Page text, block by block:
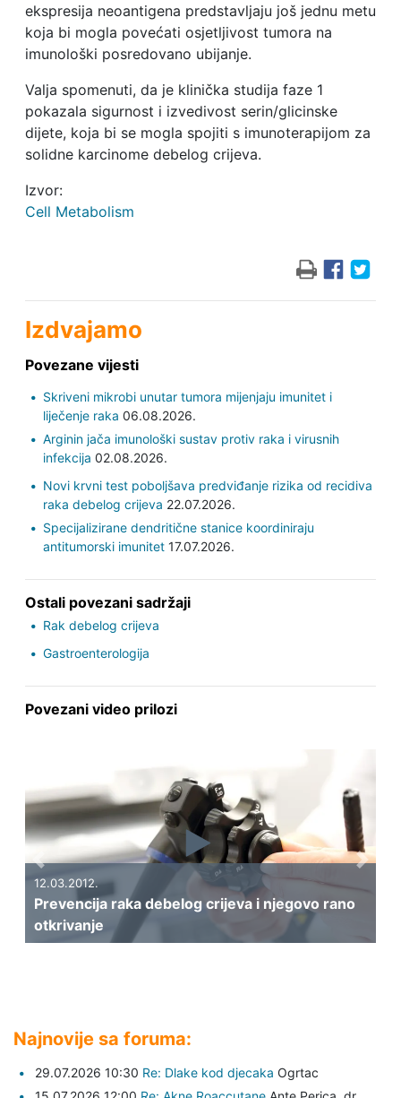
ekspresija neoantigena predstavljaju još jednu metu
koja bi mogla povećati osjetljivost tumora na
imunološki posredovano ubijanje.
Valja spomenuti, da je klinička studija faze 1
pokazala sigurnost i izvedivost serin/glicinske
dijete, koja bi se mogla spojiti s imunoterapijom za
solidne karcinome debelog crijeva.
Izvor:
Cell Metabolism
Izdvajamo
Povezane vijesti
Skriveni mikrobi unutar tumora mijenjaju imunitet i
liječenje raka 06.08.2026.
Arginin jača imunološki sustav protiv raka i virusnih
infekcija 02.08.2026.
Novi krvni test poboljšava predviđanje rizika od recidiva
raka debelog crijeva 22.07.2026.
Specijalizirane dendritične stanice koordiniraju
antitumorski imunitet17.07.2026.
Ostali povezani sadržaji
Rak debelog crijeva
Gastroenterologija
Povezani video prilozi
12.03.2012.
Prevencija raka debelog crijeva i njegovo rano
otkrivanje
Previous Next
Najnovije sa foruma:
29.07.2026 10:30 Re: Dlake kod djecaka Ogrtac